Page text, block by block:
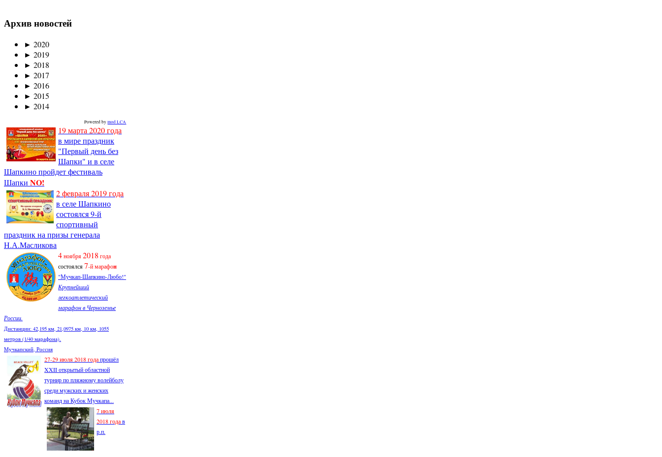
Архив новостей
► 2020
► 2019
► 2018
► 2017
► 2016
► 2015
► 2014
Powered bymod LCA
19 марта 2020 года
в мире праздник
"Первый день без
Шапки" и в селе
Шапкино пройдет фестиваль
Шапки NO!
2 февраля 2019 года
в селе Шапкино
состоялся 9-й
спортивный
праздник на призы генерала
Н.А.Масликова
4ноября2018 года
состоялся7-й марафон
"Мучкап-Шапкино-Любо!"
Крупнейший
легкоатлетический
марафон в Черноземье
России.
Дистанции: 42,195 км, 21,0975 км, 10 км, 1055
метров (1/40 марафона).
Мучкапский, Россия
27-29 июля 2018 годапрошёл
XXII открытый областной
турнир по пляжному волейболу
среди мужских и женских
команд на Кубок Мучкапа...
7 июля
2018 годав
р.п.